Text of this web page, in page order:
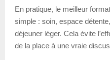
En pratique, le meilleur
simple : soin, espace
déjeuner léger. Cela évite
de la place à une vraie